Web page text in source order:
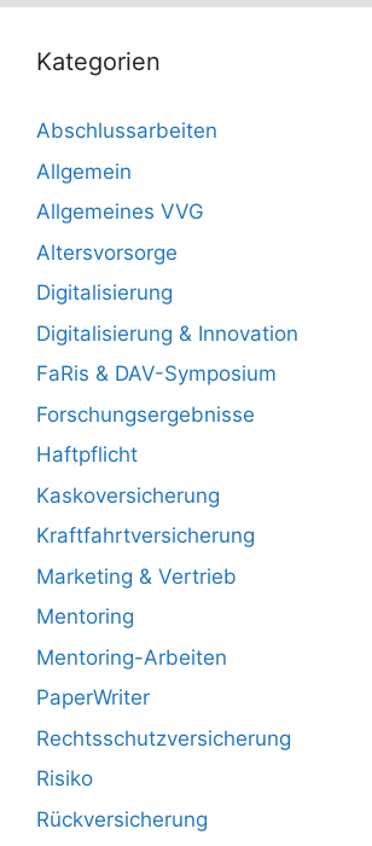
Kategorien
Abschlussarbeiten
Allgemein
Allgemeines VVG
Altersvorsorge
Digitalisierung
Digitalisierung & Innovation
FaRis & DAV-Symposium
Forschungsergebnisse
Haftpflicht
Kaskoversicherung
Kraftfahrtversicherung
Marketing & Vertrieb
Mentoring
Mentoring-Arbeiten
PaperWriter
Rechtsschutzversicherung
Risiko
Rückversicherung